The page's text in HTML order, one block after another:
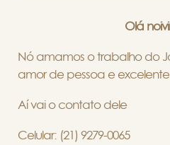
Olá
Nó amamos o trabalho do
amor de pessoa e excelente
Aí vai o contato dele
Celular: (21) 9279-0065